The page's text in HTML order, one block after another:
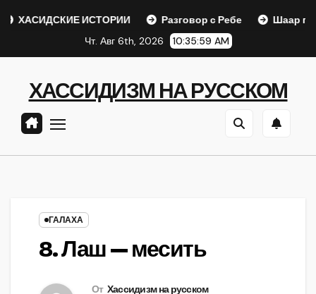
ИСТОРИИ Разговор с Ребе
Шаар гайихуд гл.
Чт. Авг 6th, 2026
10:36:00 AM
ХАССИДИЗМ НА РУССКОМ
ГАЛАХА
8. Лаш — месить
От Хассидизм на русском